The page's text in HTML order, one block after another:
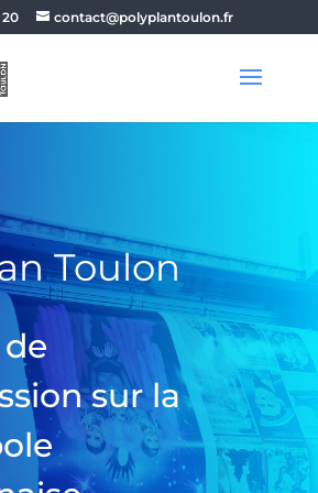
20 contact@polyplantoulon.fr
Toulon
sur la